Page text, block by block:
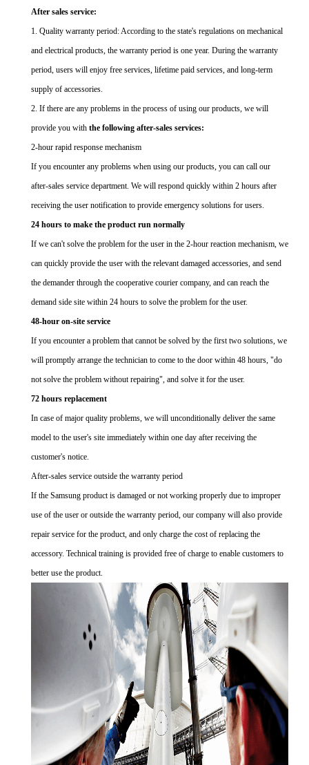
After sales service:
1. Quality warranty period: According to the state's regulations on mechanical
and electrical products, the warranty period is one year. During the warranty
period, users will enjoy free services, lifetime paid services, and long-term
supply of accessories.
2. If there are any problems in the process of using our products, we will
provide you with the following after-sales services:
2-hour rapid response mechanism
If you encounter any problems when using our products, you can call our
after-sales service department. We will respond quickly within 2 hours after
receiving the user notification to provide emergency solutions for users.
24 hours to make the product run normally
If we can't solve the problem for the user in the 2-hour reaction mechanism, we
can quickly provide the user with the relevant damaged accessories, and send
the demander through the cooperative courier company, and can reach the
demand side site within 24 hours to solve the problem for the user.
48-hour on-site service
If you encounter a problem that cannot be solved by the first two solutions, we
will promptly arrange the technician to come to the door within 48 hours, "do
not solve the problem without repairing", and solve it for the user.
72 hours replacement
In case of major quality problems, we will unconditionally deliver the same
model to the user's site immediately within one day after receiving the
customer's notice.
After-sales service outside the warranty period
If the Samsung product is damaged or not working properly due to improper
use of the user or outside the warranty period, our company will also provide
repair service for the product, and only charge the cost of replacing the
accessory. Technical training is provided free of charge to enable customers to
better use the product.